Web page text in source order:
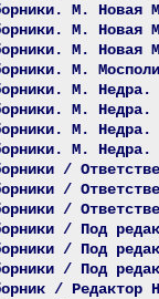
М.
М.
М.
М.
М.
М.
М.
М.
/
/
/
/ Под
/ Под
/ Под
/